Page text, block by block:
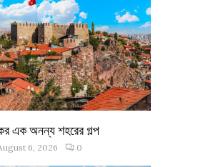
এক অনন্য শহরের গল্প
6, 2026 0